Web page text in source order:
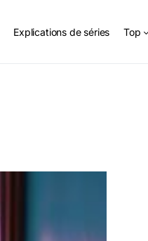
Explications de séries Top